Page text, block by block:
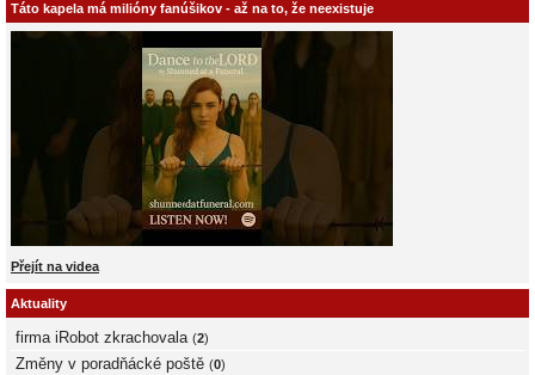
Táto kapela má milióny fanúšikov - až na to, že neexistuje
Přejít na videa
Aktuality
firma iRobot zkrachovala (2)
Změny v poradňácké poště (0)